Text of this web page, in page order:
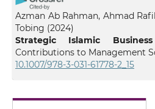
Azman Ab Rahman, Ahmad
Tobing (2024)
Strategic Islamic
Contributions to Management
10.1007/978-3-031-61778-2_15